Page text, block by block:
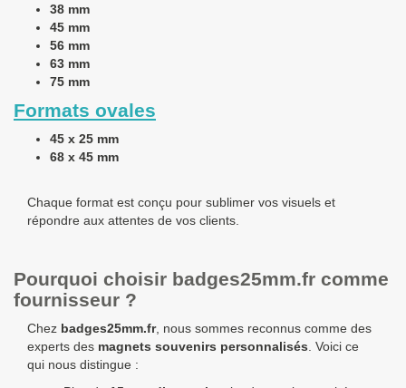
38 mm
45 mm
56 mm
63 mm
75 mm
Formats ovales
45 x 25 mm
68 x 45 mm
Chaque format est conçu pour sublimer vos visuels et
répondre aux attentes de vos clients.
Pourquoi choisir badges25mm.fr comme
fournisseur ?
Chez badges25mm.fr, nous sommes reconnus comme des
experts des magnets souvenirs personnalisés . Voici ce
qui nous distingue :